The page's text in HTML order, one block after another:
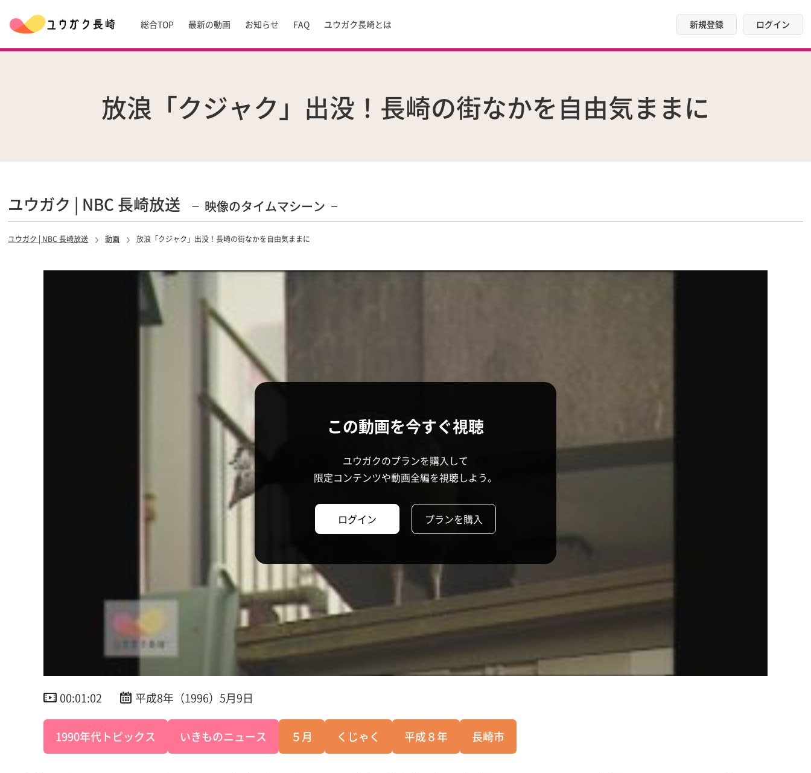
総合TOP 最新の動画 お知らせ FAQ ユウガク長崎とは 新規登録 ログイン
放浪「クジャク」出没！長崎の街なかを自由気ままに
ユウガク | NBC 長崎放送 映像のタイムマシーン
ユウガク | NBC 長崎放送 動画 放浪「クジャク」出没！長崎の街なかを自由気ままに
この動画を今すぐ視聴
ユウガクのプランを購入して
限定コンテンツや動画全編を視聴しよう。
ログイン プランを購入
00:01:02 平成8年（1996）5月9日
1990年代トピックス いきものニュース ５月 くじゃく 平成８年 長崎市